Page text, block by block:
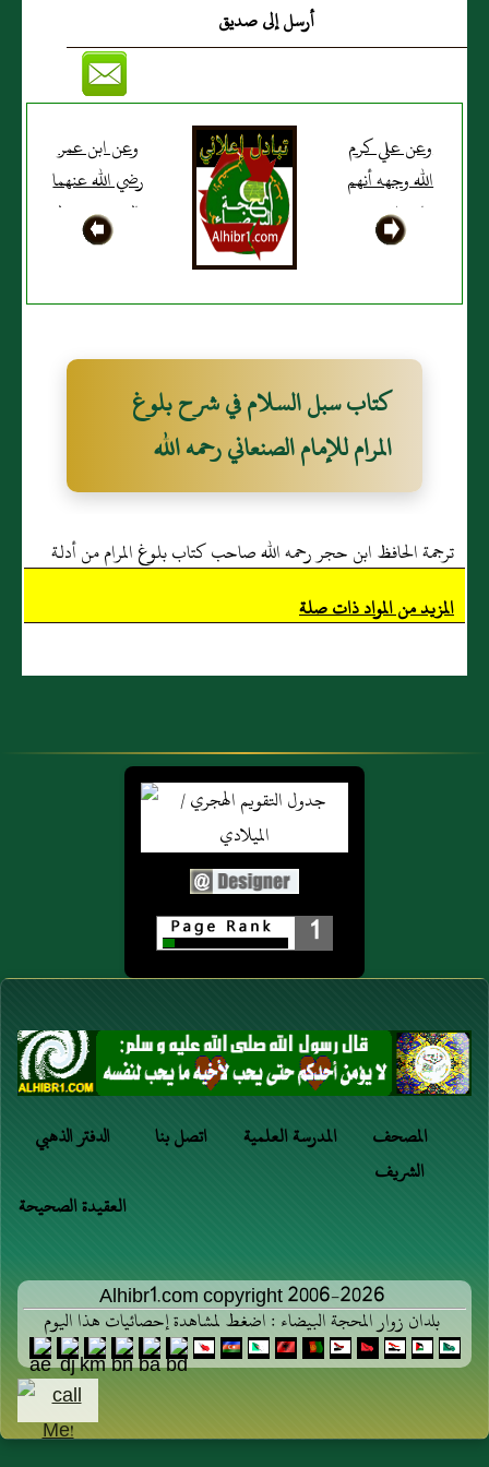
أرسل إلى صديق
وعن علي كرم
الله وجهه أنهم
تبارزوا يوم بدر
وعن ابن عمر
رضي الله عنهما
قال حرق رسول
الله صلى الله
بني النضير
كتاب سبل السلام في شرح بلوغ
المرام للإمام الصنعاني رحمه الله
ترجمة الحافظ ابن حجر رحمه الله صاحب كتاب بلوغ المرام من أدلة
الأحكام
المزيد من المواد ذات صلة
1
الدفتر الذهبي اتصل بنا المدرسة العلمية
المصحف
الشريف
العقيدة الصحيحة
Alhibr1.com copyright 2006-2026
بلدان زوار المحجة البيضاء : اضغط لمشاهدة إحصائيات هذا اليوم